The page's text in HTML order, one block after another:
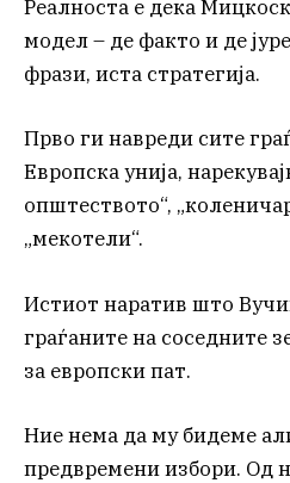
Реалноста е дека
модел – де факто и де
фрази, иста стратегија.
Прво ги навреди сите
Европска унија,
општеството“,
„мекотели“.
Истиот наратив што
граѓаните на соседните
за европски пат.
Ние нема да му бидеме
предвремени избори. Од